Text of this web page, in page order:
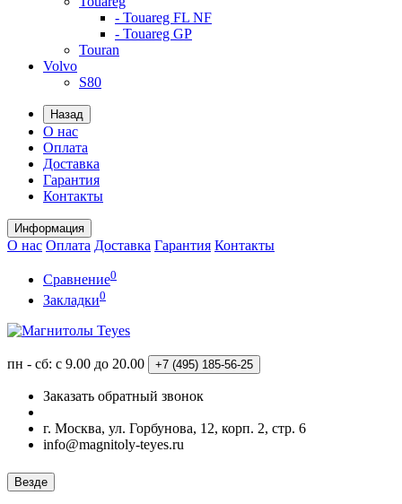
- Touareg FL NF
- Touareg GP
Touran
Volvo
S80
Назад
О нас
Оплата
Доставка
Гарантия
Контакты
Информация
О нас Оплата Доставка Гарантия Контакты
Сравнение0
Закладки0
пн - сб: с 9.00 до 20.00 +7 (495) 185-56-25
Заказать обратный звонок
г. Москва, ул. Горбунова, 12, корп. 2, стр. 6
info@magnitoly-teyes.ru
Везде